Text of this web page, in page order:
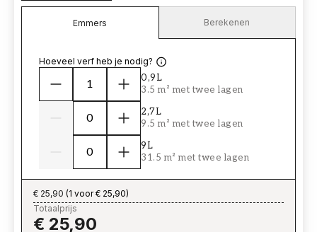
Emmers Berekenen
Hoeveel verf heb je nodig?
0,9L
3.5 m² met twee lagen
2,7L
9.5 m² met twee lagen
9L
31.5 m² met twee lagen
€ 25,90 (1 voor € 25,90)
Totaalprijs
€ 25,90